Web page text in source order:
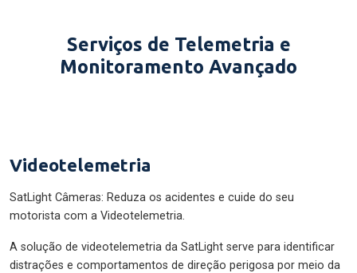
Serviços de Telemetria e
Monitoramento Avançado
Videotelemetria
SatLight Câmeras: Reduza os acidentes e cuide do seu
motorista com a Videotelemetria.
A solução de videotelemetria da SatLight serve para identificar
distrações e comportamentos de direção perigosa por meio da